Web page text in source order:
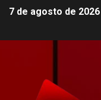
7 de agosto de 2026